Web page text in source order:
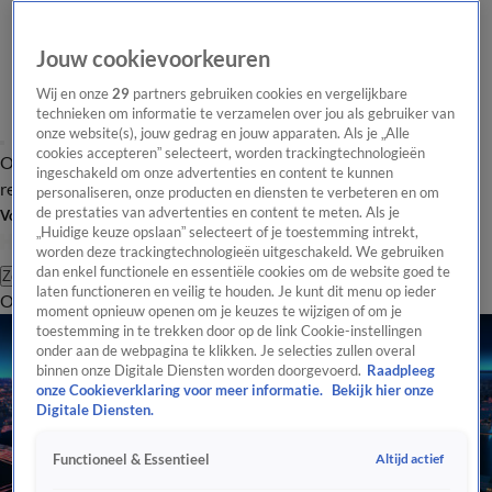
Overzicht Laatste nieuws Regionieuws Het beste van Hart
Tip de
redactie
Volg Hart van Nederland
Zoeken
OverzichtRegioUitzendingenWeerTip de redactiePanelVideo's
Jouw cookievoorkeuren
Wij en onze29 partners gebruiken cookies en vergelijkbare
technieken om informatie te verzamelen over jou als gebruiker van
onze website(s), jouw gedrag en jouw apparaten. Als je „Alle
cookies accepteren” selecteert, worden trackingtechnologieën
ingeschakeld om onze advertenties en content te kunnen
personaliseren, onze producten en diensten te verbeteren en om
de prestaties van advertenties en content te meten. Als je
„Huidige keuze opslaan” selecteert of je toestemming intrekt,
worden deze trackingtechnologieën uitgeschakeld. We gebruiken
dan enkel functionele en essentiële cookies om de website goed te
laten functioneren en veilig te houden. Je kunt dit menu op ieder
moment opnieuw openen om je keuzes te wijzigen of om je
toestemming in te trekken door op de link Cookie-instellingen
onder aan de webpagina te klikken. Je selecties zullen overal
binnen onze Digitale Diensten worden doorgevoerd. Raadpleeg
onze Cookieverklaring voor meer informatie.
Bekijk hier onze
Digitale Diensten.
Functioneel & Essentieel Altijd actief